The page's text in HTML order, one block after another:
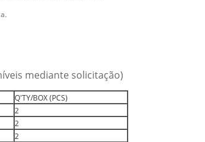
mediante solicitação)
Q'TY/BOX (PCS)
2
2
2